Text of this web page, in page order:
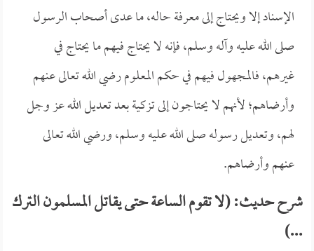
الإسناد إلا ويحتاج إلى معرفة حاله، ما عدى أصحاب الرسول
صلى الله عليه وآله وسلم، فإنه لا يحتاج فيهم ما يحتاج في
غيرهم، فالمجهول فيهم في حكم المعلوم رضي الله تعالى عنهم
وأرضاهم؛ لأنهم لا يحتاجون إلى تزكية بعد تعديل الله عز وجل
لهم، وتعديل رسوله صلى الله عليه وسلم، ورضي الله تعالى
عنهم وأرضاهم.
شرح حديث: (لا تقوم الساعة حتى يقاتل المسلمون الترك
...)